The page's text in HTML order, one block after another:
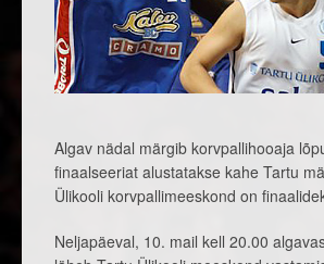
Algav nädal märgib korvpallihooaja
finaalseeriat alustatakse kahe Tartu
Ülikooli korvpallimeeskond on
Neljapäeval, 10. mail kell 20.00